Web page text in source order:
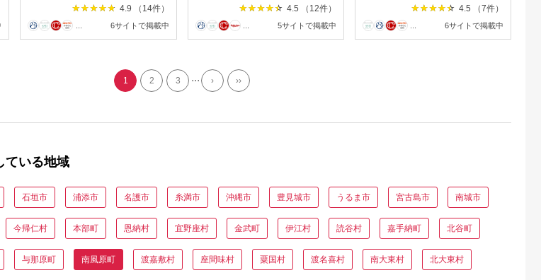
4.9 （14件）
6サイトで掲載中
4.5 （12件）
5サイトで掲載中
4.5 （7件）
6サイトで掲載中
1 2 3 ... › ››
ている地域
石垣市 浦添市 名護市 糸満市 沖縄市 豊見城市 うるま市 宮古島市 南城市
今帰仁村 本部町 恩納村 宜野座村 金武町 伊江村 読谷村 嘉手納町 北谷町
与那原町 南風原町 渡嘉敷村 座間味村 粟国村 渡名喜村 南大東村 北大東村